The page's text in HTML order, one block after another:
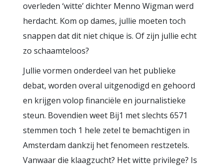
overleden ‘witte’ dichter Menno Wigman werd
herdacht. Kom op dames, jullie moeten toch
snappen dat dit niet chique is. Of zijn jullie echt
zo schaamteloos?
Jullie vormen onderdeel van het publieke
debat, worden overal uitgenodigd en gehoord
en krijgen volop financiële en journalistieke
steun. Bovendien weet Bij1 met slechts 6571
stemmen toch 1 hele zetel te bemachtigen in
Amsterdam dankzij het fenomeen restzetels.
Vanwaar die klaagzucht? Het witte privilege? Is